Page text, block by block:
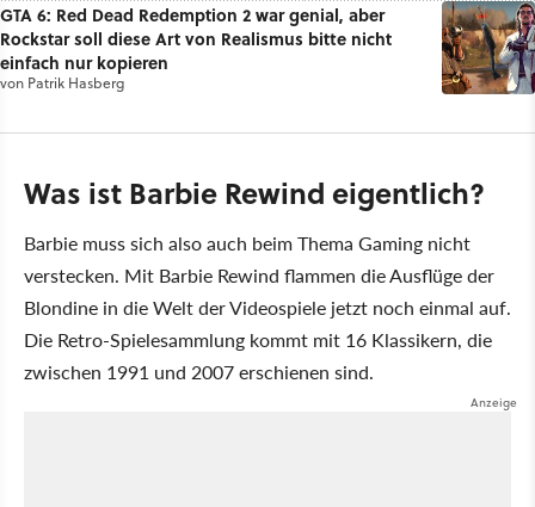
GTA 6: Red Dead Redemption 2 war genial, aber
Rockstar soll diese Art von Realismus bitte nicht
einfach nur kopieren
von Patrik Hasberg
Was ist Barbie Rewind eigentlich?
Barbie muss sich also auch beim Thema Gaming nicht
verstecken. Mit Barbie Rewind flammen die Ausflüge der
Blondine in die Welt der Videospiele jetzt noch einmal auf.
Die Retro-Spielesammlung kommt mit 16 Klassikern, die
zwischen 1991 und 2007 erschienen sind.